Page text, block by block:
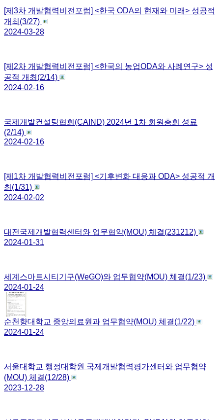
[제3차 개발협력비전포럼] <한국 ODA의 현재와 미래> 성공적
개최(3/27)
2024-03-28
[제2차 개발협력비전포럼] <한국의 농업ODA와 사례연구> 성
공적 개최(2/14)
2024-02-16
국제개발컨설팅협회(CAIND) 2024년 1차 회원총회 성료
(2/14)
2024-02-16
[제1차 개발협력비전포럼] <기후변화 대응과 ODA> 성공적 개
최(1/31)
2024-02-02
대전국제개발협력센터와 업무협약(MOU) 체결(231212)
2024-01-31
세계스마트시티기구(WeGO)와 업무협약(MOU) 체결(1/23)
2024-01-24
순천향대학교 중앙의료원과 업무협약(MOU) 체결(1/22)
2024-01-24
서울대학교 행정대학원 국제개발협력평가센터와 업무협약
(MOU) 체결(12/28)
2023-12-28